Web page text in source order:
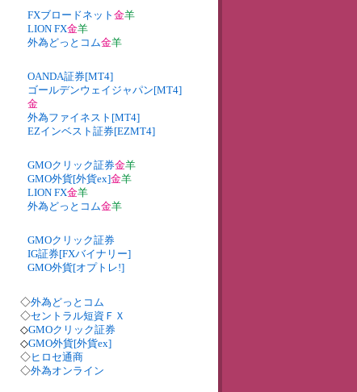
FXブロードネット 金羊
LION FX金羊
外為どっとコム金羊
OANDA証券[MT4]
ゴールデンウェイジャパン[MT4]
金
外為ファイネスト[MT4]
EZインベスト証券[EZMT4]
GMOクリック証券金羊
GMO外貨[外貨ex]金羊
LION FX金羊
外為どっとコム金羊
GMOクリック証券
IG証券[FXバイナリー]
GMO外貨[オプトレ!]
◇外為どっとコム
◇セントラル短資ＦＸ
◇GMOクリック証券
◇GMO外貨[外貨ex]
◇ヒロセ通商
◇外為オンライン